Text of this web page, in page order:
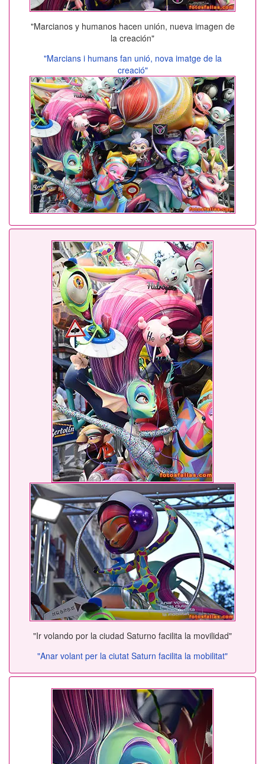
"Marcianos y humanos hacen unión, nueva imagen de
la creación"
"Marcians i humans fan unió, nova imatge de la
creació"
"Ir volando por la ciudad Saturno facilita la movilidad"
"Anar volant per la ciutat Saturn facilita la mobilitat"